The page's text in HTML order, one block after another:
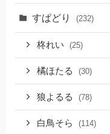
すぱどり (232)
柊れい (25)
橘ほたる (30)
狼よるる (78)
白鳥そら (114)